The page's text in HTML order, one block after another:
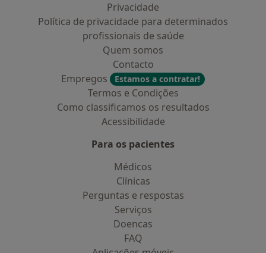
Privacidade
Política de privacidade para determinados
profissionais de saúde
Quem somos
Contacto
Empregos
Estamos a contratar!
Termos e Condições
Como classificamos os resultados
Acessibilidade
Para os pacientes
Médicos
Clínicas
Perguntas e respostas
Serviços
Doencas
FAQ